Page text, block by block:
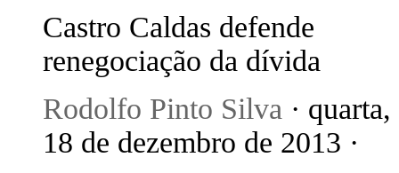
Castro Caldas defende
renegociação da dívida
Rodolfo Pinto Silva · quarta,
18 de dezembro de 2013 ·